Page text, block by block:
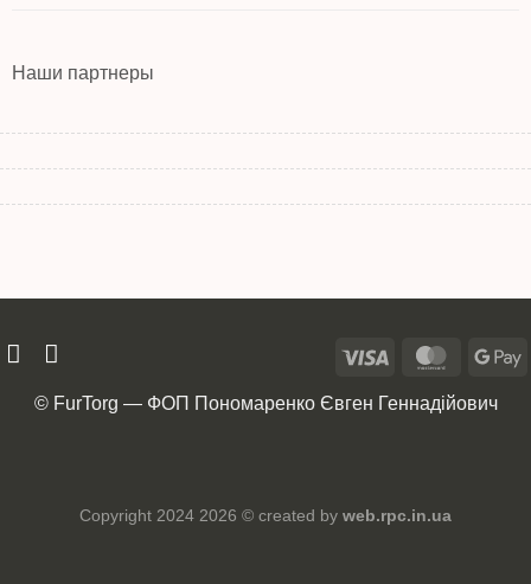
Наши партнеры
© FurTorg — ФОП Пономаренко Євген Геннадійович
Copyright 2024 2026 © created by web.rpc.in.ua